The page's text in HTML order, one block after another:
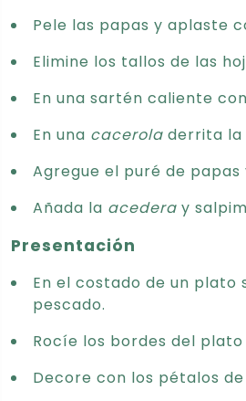
Pele las papas y aplaste
Elimine los tallos de las
En una sartén caliente
En una cacerola derrita la
Agregue el puré de
Añada la acedera y
Presentación
En el costado de un plato
pescado.
Rocíe los bordes del plato
Decore con los pétalos